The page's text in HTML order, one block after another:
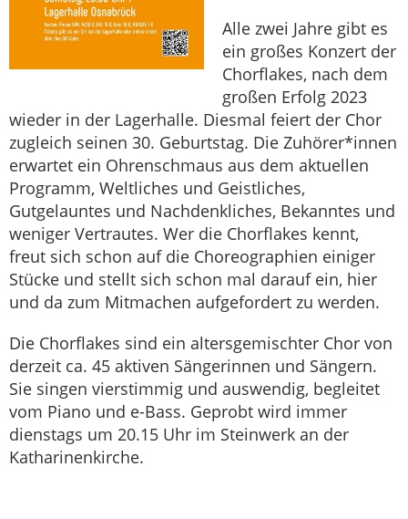
Alle zwei Jahre gibt es
ein großes Konzert der
Chorflakes, nach dem
großen Erfolg 2023
wieder in der Lagerhalle. Diesmal feiert der Chor
zugleich seinen 30. Geburtstag. Die Zuhörer*innen
erwartet ein Ohrenschmaus aus dem aktuellen
Programm, Weltliches und Geistliches,
Gutgelauntes und Nachdenkliches, Bekanntes und
weniger Vertrautes. Wer die Chorflakes kennt,
freut sich schon auf die Choreographien einiger
Stücke und stellt sich schon mal darauf ein, hier
und da zum Mitmachen aufgefordert zu werden.
Die Chorflakes sind ein altersgemischter Chor von
derzeit ca. 45 aktiven Sängerinnen und Sängern.
Sie singen vierstimmig und auswendig, begleitet
vom Piano und e-Bass. Geprobt wird immer
dienstags um 20.15 Uhr im Steinwerk an der
Katharinenkirche.